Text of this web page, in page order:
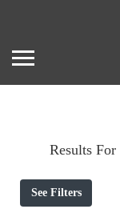
Results For
See Filters